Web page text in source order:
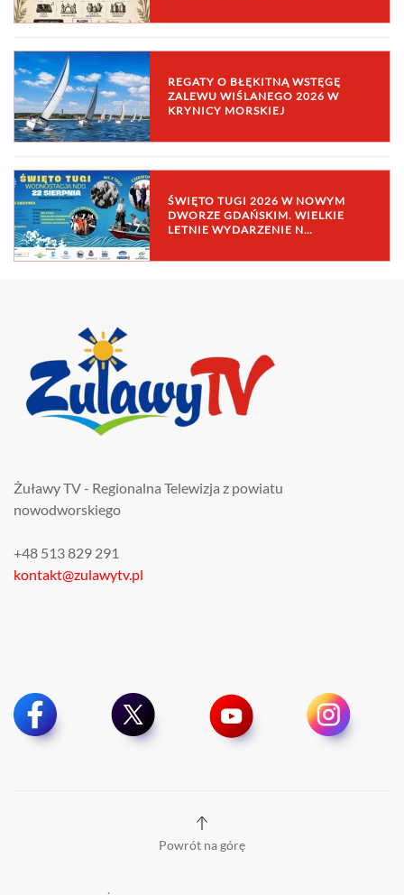
REGATY O BŁĘKITNĄ WSTĘGĘ
ZALEWU WIŚLANEGO 2026 W
KRYNICY MORSKIEJ
ŚWIĘTO TUGI 2026 W NOWYM
DWORZE GDAŃSKIM. WIELKIE
LETNIE WYDARZENIE N…
Żuławy TV - Regionalna Telewizja z powiatu
nowodworskiego
+48 513 829 291
kontakt@zulawytv.pl
Powrót na górę